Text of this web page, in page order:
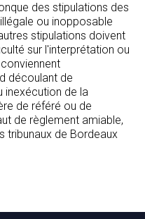
des stipulations des
ou inopposable
stipulations doivent
sur l'interprétation ou
découlant de
inexécution de la
de référé ou de
de règlement amiable,
tribunaux de Bordeaux